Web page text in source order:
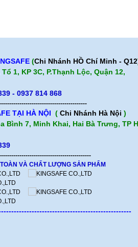
(Chi Nhánh HỒ Chí Minh - Q12
1, KP 3C, P.Thạnh Lộc, Quận 12,
- 0937 814 868
TẠI HÀ NỘI (Chi Nhánh Hà Nội)
Bình 7, Minh Khai, Hai Bà Trưng, TP
VÀ CHẤT LƯỢNG SẢN PHẨM